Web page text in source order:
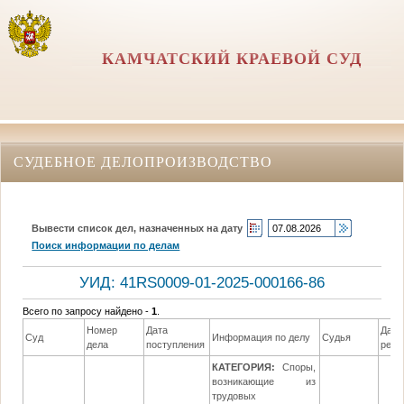
КАМЧАТСКИЙ КРАЕВОЙ СУД
СУДЕБНОЕ ДЕЛОПРОИЗВОДСТВО
Вывести список дел, назначенных на дату
Поиск информации по делам
УИД: 41RS0009-01-2025-000166-86
Всего по запросу найдено -1
Суд
Номер
дела
Дата
поступления
Информация по делу Судья
Дата
КАТЕГОРИЯ:
Споры,
возникающие из
трудовых